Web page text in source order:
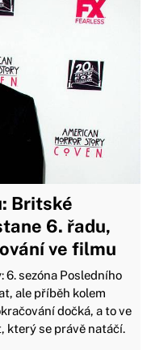
Britské
6. řadu,
ve filmu
6. sezóna Posledního
ale příběh kolem
dočká, a to ve
který se právě natáčí.